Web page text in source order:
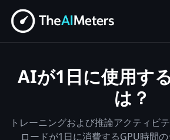
AIが1日に使用す
は？
トレーニングおよび推論アクティビ
ロードが1日に消費するGPU時間の